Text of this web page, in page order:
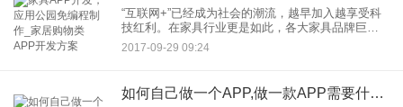
“互联网+”已经成为社会的潮流，越早加入越享受科
技红利。在家具行业更是如此，各大家具品牌巨
头，纷纷上线了自己的品牌APP。通过家具APP，
消费者可以通过网上商城购买的家具，享受到与线
2017-09-29 09:24
如何自己做一个APP,做一款APP需要什么技术？多少钱？傻瓜式可制作